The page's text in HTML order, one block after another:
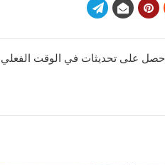
احصل على تحديثات في الوقت